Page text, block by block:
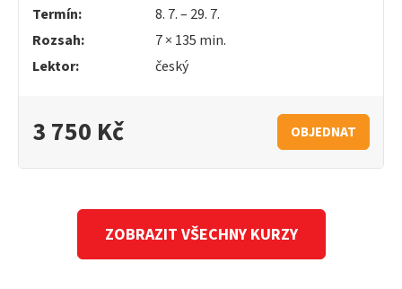
Termín:
8. 7. – 29. 7.
Rozsah:
7 × 135 min.
Lektor:
český
3 750 Kč OBJEDNAT
ZOBRAZIT VŠECHNY KURZY